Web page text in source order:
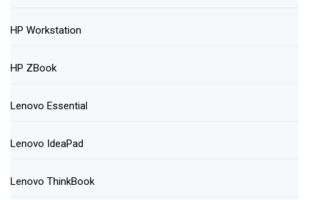
HP Workstation
HP ZBook
Lenovo Essential
Lenovo IdeaPad
Lenovo ThinkBook